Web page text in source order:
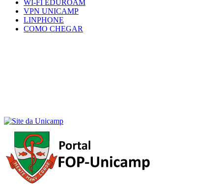
WI-FI EDUROAM
VPN UNICAMP
LINPHONE
COMO CHEGAR